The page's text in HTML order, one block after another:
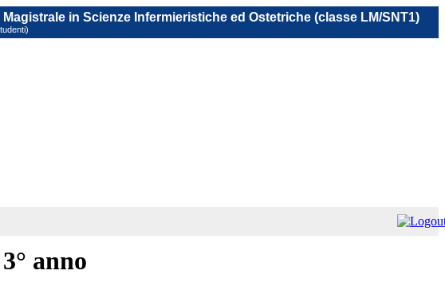
in Scienze Infermieristiche ed Ostetriche (classe LM/SNT1)
anno